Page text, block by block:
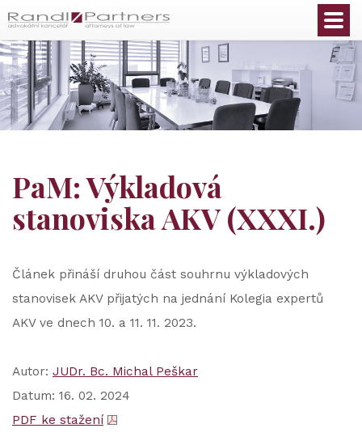
PaM: Výkladová
stanoviska AKV (XXXI.)
Článek přináší druhou část souhrnu výkladových
stanovisek AKV přijatých na jednání Kolegia expertů
AKV ve dnech 10. a 11. 11. 2023.
Autor: JUDr. Bc. Michal Peškar
Datum: 16. 02. 2024
PDF ke stažení
Čeština